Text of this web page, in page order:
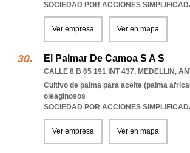
SOCIEDAD POR ACCIONES
Ver empresa Ver en mapa
El Palmar De Camoa S A S
CALLE 8 B 65 191 INT 437, MEDELLIN,
Cultivo de palma para aceite (palma
oleaginosos
SOCIEDAD POR ACCIONES
Ver empresa Ver en mapa